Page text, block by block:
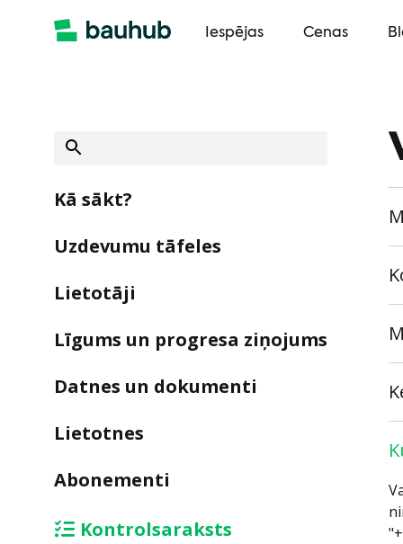
Iespējas Cenas
Kā sākt?
Uzdevumu tāfeles
Lietotāji
Līgums un progresa ziņojums
Datnes un dokumenti
Lietotnes
Abonementi
Kontrolsaraksts